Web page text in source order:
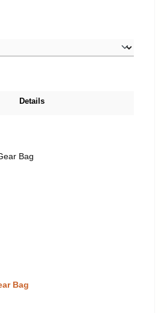
Details
Bag